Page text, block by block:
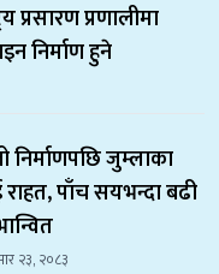
प्रसारण प्रणालीमा
निर्माण हुने
निर्माणपछि जुम्लाका
पाँच सयभन्दा बढी
२३, २०८३